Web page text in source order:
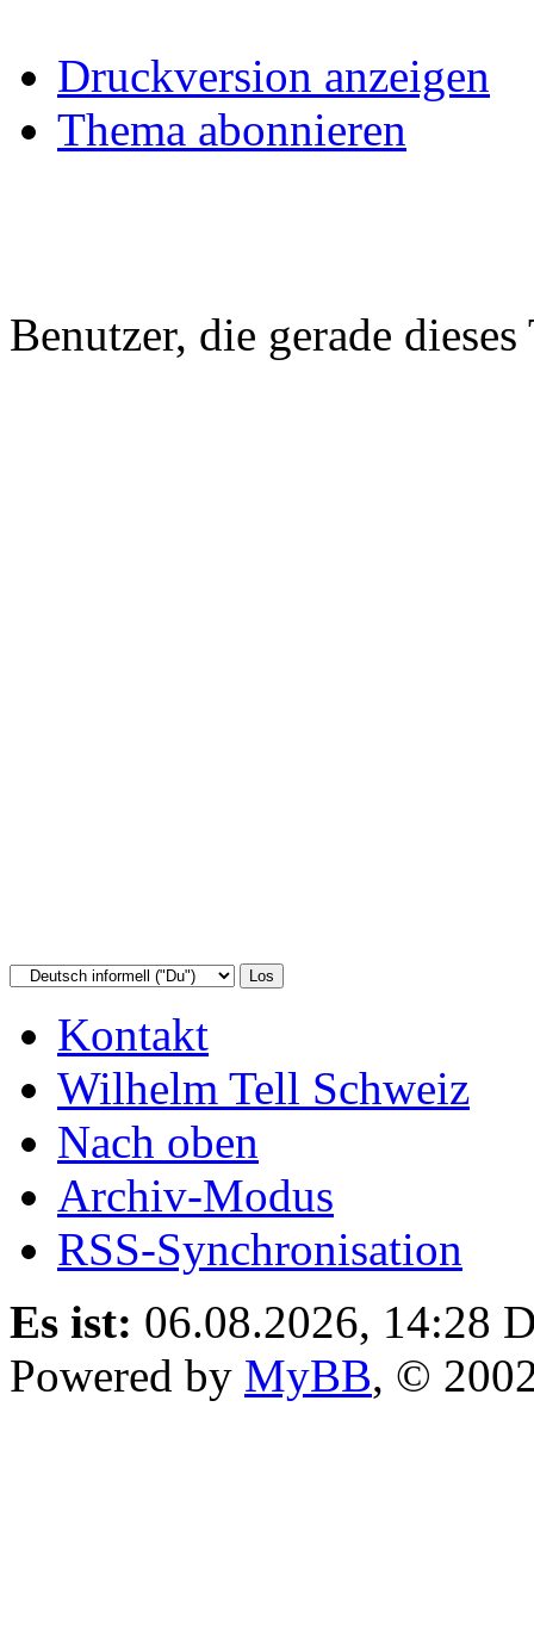
Druckversion anzeigen
Thema abonnieren
Benutzer, die gerade
Kontakt
Wilhelm Tell Schweiz
Nach oben
Archiv-Modus
RSS-Synchronisation
Es ist: 06.08.2026, 14:28
Powered by MyBB, ©